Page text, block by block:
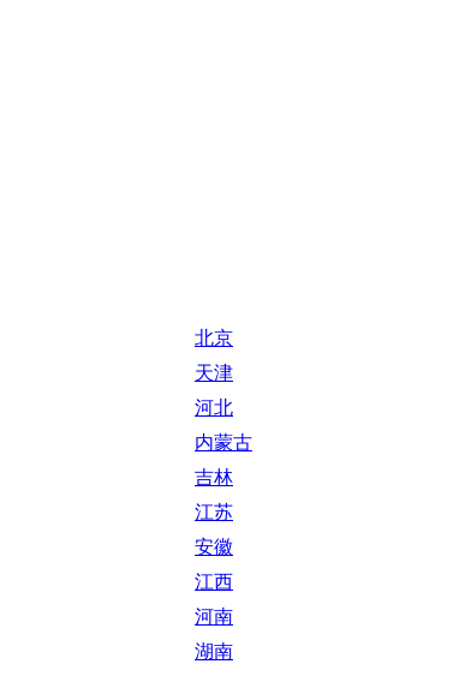
北京
天津
河北
内蒙古
吉林
江苏
安徽
江西
河南
湖南